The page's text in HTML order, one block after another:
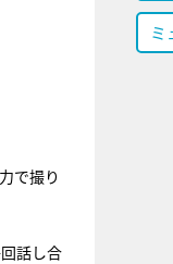
で撮り
話し合
ミ